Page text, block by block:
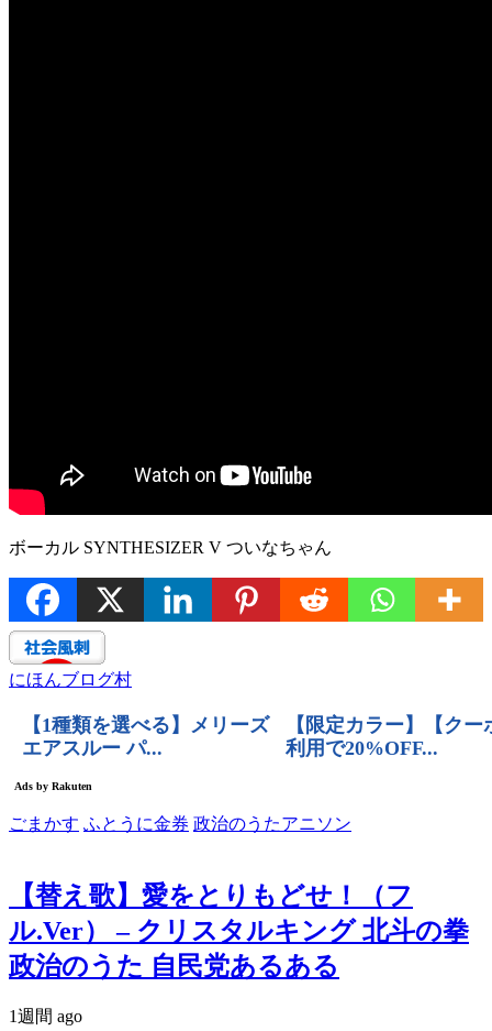
ボーカル SYNTHESIZER V ついなちゃん
にほんブログ村
ごまかす ふとうに金券 政治のうたアニソン
【替え歌】愛をとりもどせ！（フ
ル.Ver） – クリスタルキング 北斗の拳
政治のうた 自民党あるある
1週間 ago